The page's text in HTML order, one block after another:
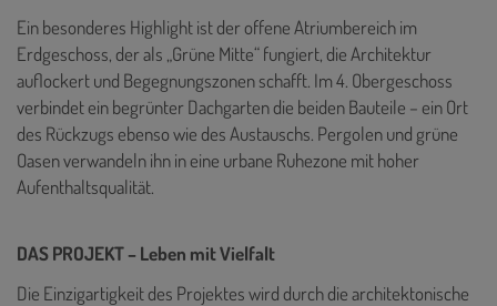
Ein besonderes Highlight ist der offene Atriumbereich im
Erdgeschoss, der als „Grüne Mitte“ fungiert, die Architektur
auflockert und Begegnungszonen schafft. Im 4. Obergeschoss
verbindet ein begrünter Dachgarten die beiden Bauteile – ein Ort
des Rückzugs ebenso wie des Austauschs. Pergolen und grüne
Oasen verwandeln ihn in eine urbane Ruhezone mit hoher
Aufenthaltsqualität.
DAS PROJEKT – Leben mit Vielfalt
Die Einzigartigkeit des Projektes wird durch die architektonische